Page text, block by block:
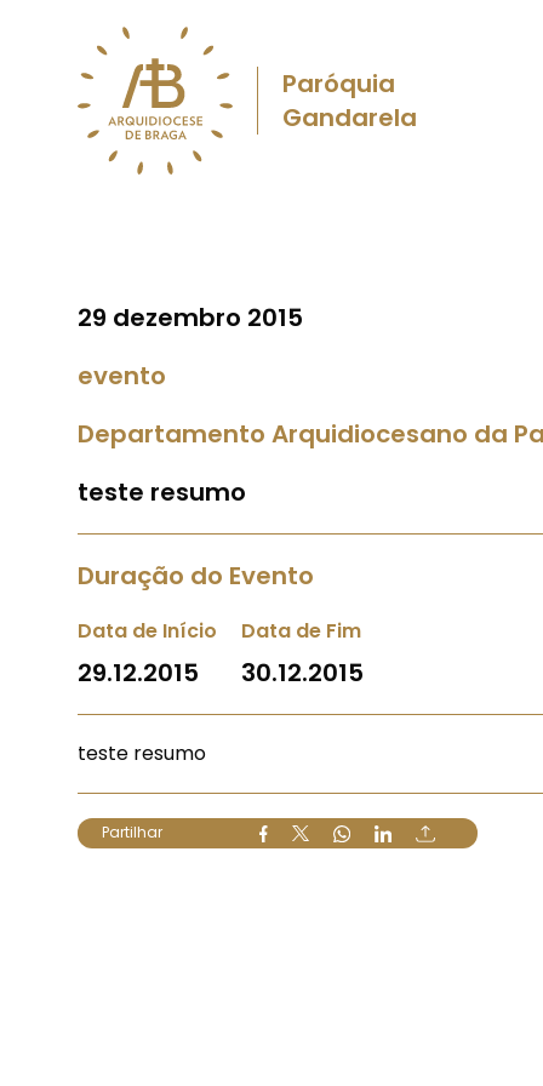
Paróquia
Gandarela
29 dezembro 2015
evento
Departamento Arquidiocesano da
teste resumo
Duração do Evento
Data de Início
29.12.2015
Data de Fim
30.12.2015
teste resumo
Partilhar